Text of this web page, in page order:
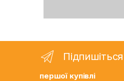
першої купівлі